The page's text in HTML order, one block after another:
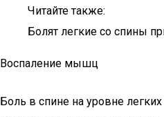
Читайте также:
Болят легкие со спины
Воспаление мышц
Боль в спине на уровне